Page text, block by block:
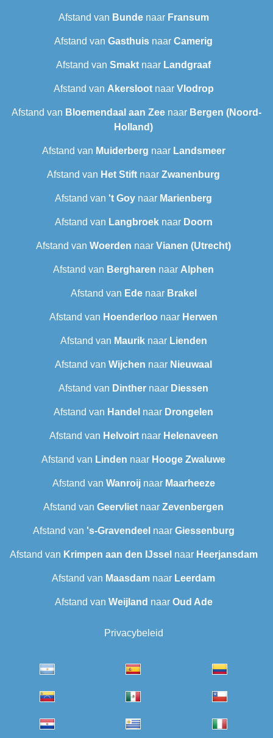
Afstand van Bundenaar Fransum
Afstand van Gasthuis naar Camerig
Afstand van Smakt naar Landgraaf
Afstand van Akerslootnaar Vlodrop
Afstand van Bloemendaal aan Zee naar Bergen (Noord-
Holland)
Afstand van Muiderberg naar Landsmeer
Afstand van Het Stift naar Zwanenburg
Afstand van 't Goy naar Marienberg
Afstand van Langbroeknaar Doorn
Afstand van Woerden naar Vianen (Utrecht)
Afstand van Bergharen naar Alphen
Afstand van Edenaar Brakel
Afstand van Hoenderloo naar Herwen
Afstand van Mauriknaar Lienden
Afstand van Wijchen naar Nieuwaal
Afstand van Dinther naar Diessen
Afstand van Handel naar Drongelen
Afstand van Helvoirtnaar Helenaveen
Afstand van Linden naar Hooge Zwaluwe
Afstand van Wanroijnaar Maarheeze
Afstand van Geervliet naar Zevenbergen
Afstand van 's-Gravendeel naar Giessenburg
Afstand van Krimpen aan den IJssel naar Heerjansdam
Afstand van Maasdam naar Leerdam
Afstand van Weijland naar Oud Ade
Privacybeleid